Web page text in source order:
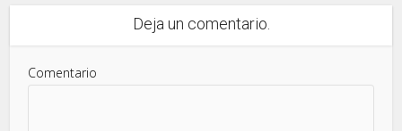
Deja un comentario.
Comentario